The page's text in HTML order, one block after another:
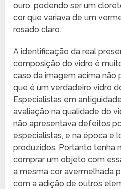
ouro, podendo ser um
cor que variava de um
rosado claro.
A identificação da real
composição do vidro é
caso da imagem acima
que é um verdadeiro vidro
Especialistas em
avaliação na qualidade do
não apresentava defeitos
especialistas, e na época e
produzidos. Portanto tenha
comprar um objeto com
a mesma cor avermelhada
com a adição de outros